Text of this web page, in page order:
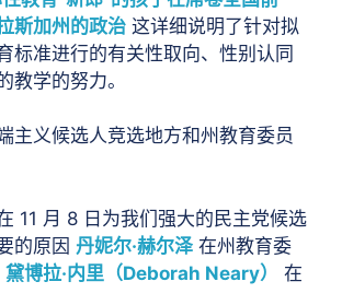
斯加州的政治 这详细说明了针对拟
标准进行的有关性取向、性别认同
教学的努力。
主义候选人竞选地方和州教育委员
11 月 8 日为我们强大的民主党候选
的原因 丹妮尔·赫尔泽 在州教育委
黛博拉·内里（Deborah Neary）
在